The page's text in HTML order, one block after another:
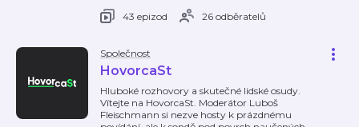
43 epizod
26 odběratelů
Společnost
HovorcaSt
Hluboké rozhovory a skutečné lidské osudy.
Vítejte na HovorcaSt. Moderátor Luboš
Fleischmann si nezve hosty k prázdnému